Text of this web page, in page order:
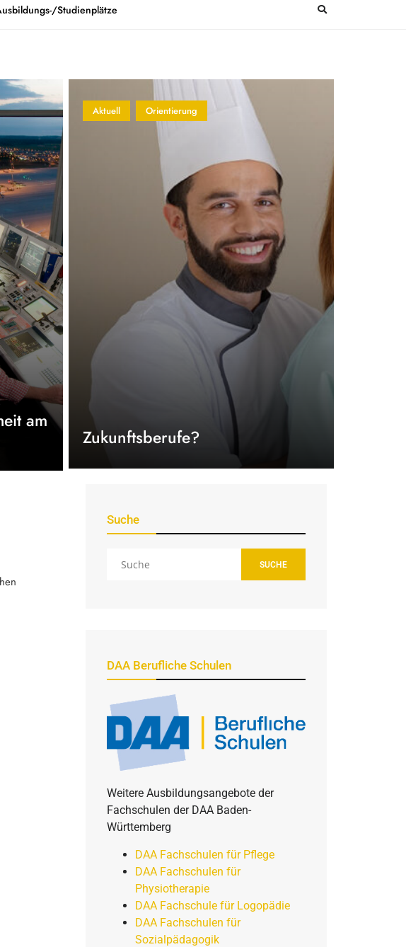
Studienplätze
am
Aktuell Orientierung
Zukunftsberufe?
Suche
SUCHE
DAA Berufliche Schulen
Weitere Ausbildungsangebote der
Fachschulen der DAA Baden-
Württemberg
DAA Fachschulen für Pflege
DAA Fachschulen für
Physiotherapie
DAA Fachschule für Logopädie
DAA Fachschulen für
Sozialpädagogik